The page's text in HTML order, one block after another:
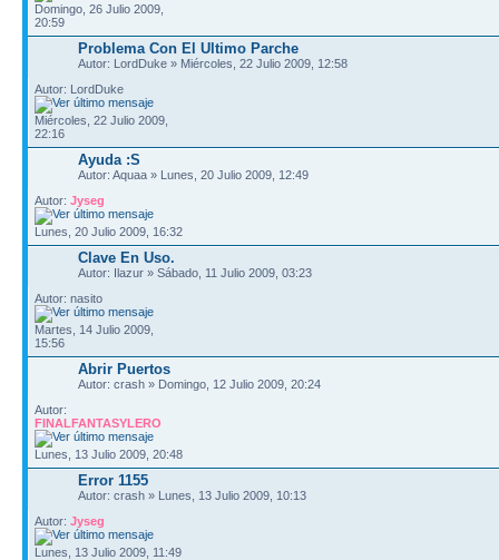
Domingo, 26 Julio 2009,
20:59
Problema Con El Ultimo Parche
Autor: LordDuke » Miércoles, 22 Julio 2009, 12:58
Autor: LordDuke
Miércoles, 22 Julio 2009,
22:16
Ayuda :S
Autor: Aquaa » Lunes, 20 Julio 2009, 12:49
Autor: Jyseg
Lunes, 20 Julio 2009, 16:32
Clave En Uso.
Autor: Ilazur » Sábado, 11 Julio 2009, 03:23
Autor: nasito
Martes, 14 Julio 2009,
15:56
Abrir Puertos
Autor: crash » Domingo, 12 Julio 2009, 20:24
Autor:
FINALFANTASYLERO
Lunes, 13 Julio 2009, 20:48
Error 1155
Autor: crash » Lunes, 13 Julio 2009, 10:13
Autor: Jyseg
Lunes, 13 Julio 2009, 11:49